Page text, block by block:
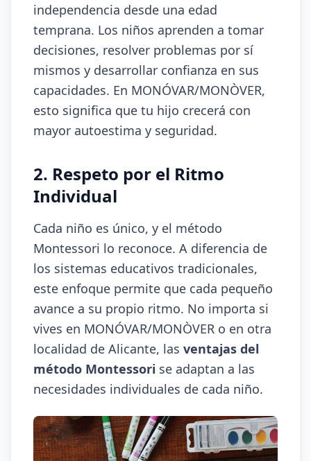
independencia desde una edad
temprana. Los niños aprenden a tomar
decisiones, resolver problemas por sí
mismos y desarrollar confianza en sus
capacidades. En MONÓVAR/MONÒVER,
esto significa que tu hijo crecerá con
mayor autoestima y seguridad.
2. Respeto por el Ritmo
Individual
Cada niño es único, y el método
Montessori lo reconoce. A diferencia de
los sistemas educativos tradicionales,
este enfoque permite que cada pequeño
avance a su propio ritmo. No importa si
vives en MONÓVAR/MONÒVER o en otra
localidad de Alicante, las ventajas del
método Montessori se adaptan a las
necesidades individuales de cada niño.